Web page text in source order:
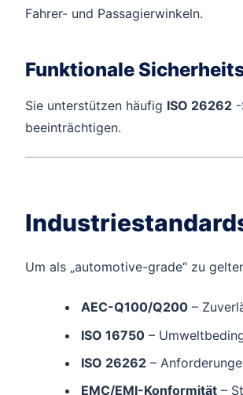
Fahrer- und Passagierwinkeln.
Funktionale
Sie unterstützen häufig ISO 26262
beeinträchtigen.
Um als „automotive-grade“ zu
AEC-Q100/Q200–
ISO 16750–
ISO 26262–
EMC/EMI-Konformität–